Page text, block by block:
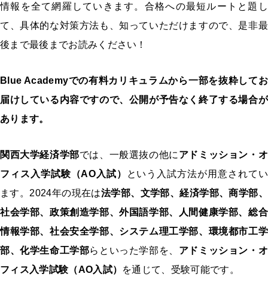
情報を全て網羅していきます。合格への最短ルートと題し
て、具体的な対策方法も、知っていただけますので、是非最
後まで最後までお読みください！
Blue Academyでの有料カリキュラムから一部を抜粋してお
届けしている内容ですので、公開が予告なく終了する場合が
あります。
関西大学経済学部では、一般選抜の他に アドミッション・オ
フィス入学試験（AO入試）
という入試方法が用意されてい
ます。2024年の現在は法学部、文学部、経済学部、商学部、
社会学部、政策創造学部、外国語学部、人間健康学部、総合
情報学部、社会安全学部、システム理工学部、環境都市工学
部、化学生命工学部らといった学部を、 アドミッション・オ
フィス入学試験（AO入試）
を通じて、受験可能です。